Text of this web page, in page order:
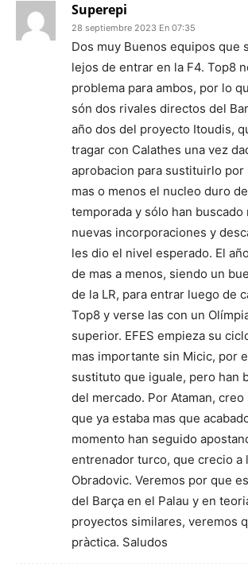
Superepi
28 septiembre 2023 En 07:35
Dos muy Buenos equipos que
lejos de entrar en la F4. Top8
problema para ambos, por lo
són dos rivales directos del
año dos del proyecto Itoudis,
tragar con Calathes una vez
aprobacion para sustituirlo por
mas o menos el nucleo duro
temporada y sólo han buscado
nuevas incorporaciones y
les dio el nivel esperado. El
de mas a menos, siendo un
de la LR, para entrar luego de
Top8 y verse las con un
superior. EFES empieza su
mas importante sin Micic, por
sustituto que iguale, pero han
del mercado. Por Ataman,
que ya estaba mas que
momento han seguido
entrenador turco, que crecio a
Obradovic. Veremos por que
del Barça en el Palau y en
proyectos similares, veremos
pràctica. Saludos